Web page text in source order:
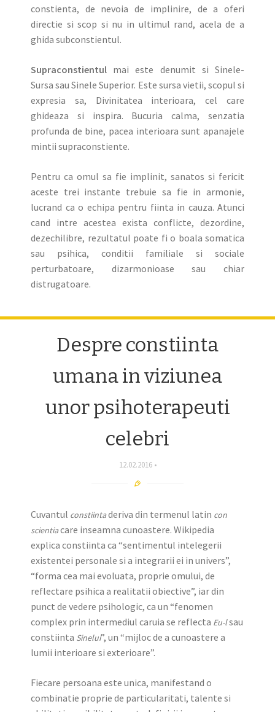
constienta, de nevoia de implinire, de a oferi
directie si scop si nu in ultimul rand, acela de a
ghida subconstientul.
Supraconstientul mai este denumit si Sinele-
Sursa sau Sinele Superior. Este sursa vietii, scopul si
expresia sa, Divinitatea interioara, cel care
ghideaza si inspira. Bucuria calma, senzatia
profunda de bine, pacea interioara sunt apanajele
mintii supraconstiente.
Pentru ca omul sa fie implinit, sanatos si fericit
aceste trei instante trebuie sa fie in armonie,
lucrand ca o echipa pentru fiinta in cauza. Atunci
cand intre acestea exista conflicte, dezordine,
dezechilibre, rezultatul poate fi o boala somatica
sau psihica, conditii familiale si sociale
perturbatoare, dizarmonioase sau chiar
distrugatoare.
Despre constiinta
umana in viziunea
unor psihoterapeuti
celebri
12.02.2016
Cuvantul constiintaderiva din termenul latin con
scientiacare inseamna cunoastere. Wikipedia
explica constiinta ca “sentimentul intelegerii
existentei personale si a integrarii ei in univers”,
“forma cea mai evoluata, proprie omului, de
reflectare psihica a realitatii obiective”, iar din
punct de vedere psihologic, ca un “fenomen
complex prin intermediul caruia se reflecta Eu-lsau
constiinta Sinelui”, un “mijloc de a cunoastere a
lumii interioare si exterioare”.
Fiecare persoana este unica, manifestand o
combinatie proprie de particularitati, talente si